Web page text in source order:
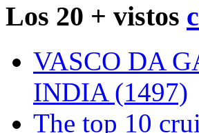
Los 20 + vistos
VASCO DA
INDIA (1497)
The top 10